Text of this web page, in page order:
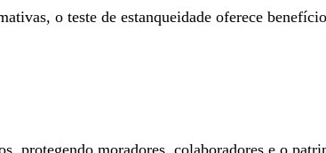
o teste de estanqueidade oferece